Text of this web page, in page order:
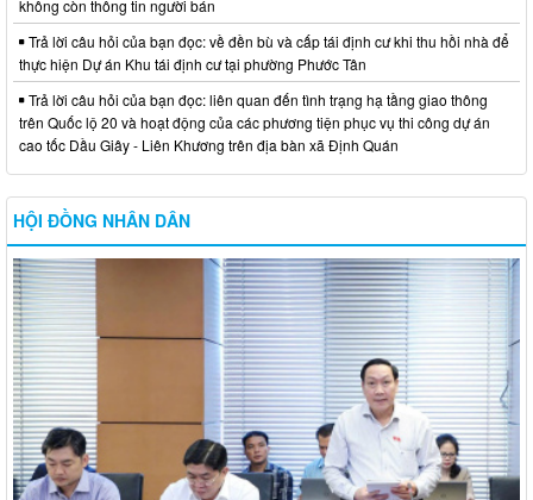
không còn thông tin người bán
Trả lời câu hỏi của bạn đọc: về đền bù và cấp tái định cư khi thu hồi nhà để
thực hiện Dự án Khu tái định cư tại phường Phước Tân
Trả lời câu hỏi của bạn đọc: liên quan đến tình trạng hạ tầng giao thông
trên Quốc lộ 20 và hoạt động của các phương tiện phục vụ thi công dự án
cao tốc Dầu Giây - Liên Khương trên địa bàn xã Định Quán
HỘI ĐỒNG NHÂN DÂN